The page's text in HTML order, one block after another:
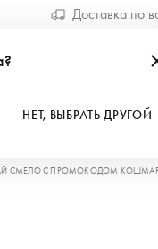
Доставка по
НЕТ, ВЫБРАТЬ ДРУГОЙ
СМЕЛО С ПРОМОКОДОМ